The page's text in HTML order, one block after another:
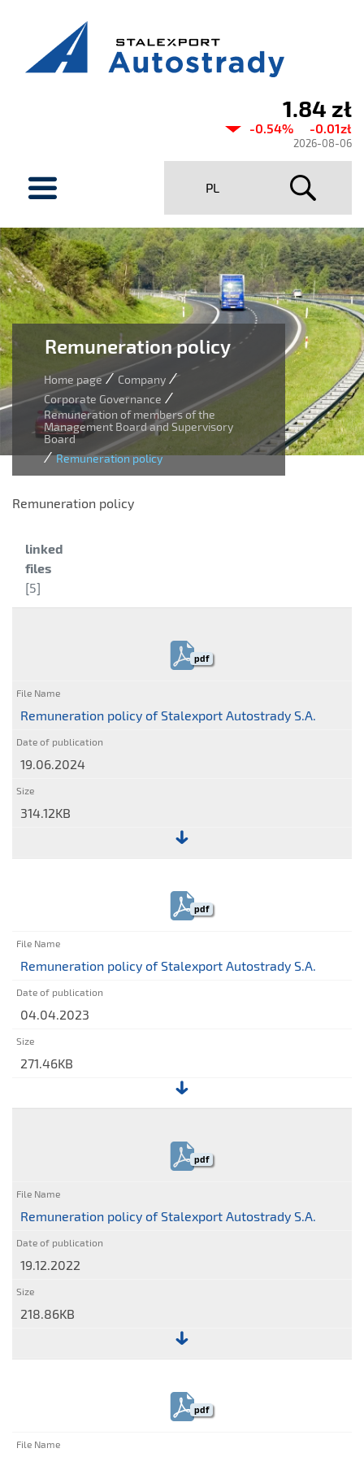
price
Stalexport
Autostrady
SA
1.84 zł
-0.54% -0.01zł
2026-08-06
PL
Remuneration policy
Home page/ Company /
Corporate Governance /
Remuneration of members of the
Management Board and Supervisory
Board
/ Remuneration policy
Remuneration policy
Category:
linked
files
[5]
pdf
Remuneration policy of Stalexport Autostrady S.A.
19.06.2024
314.12KB
File:
Stalexport
Autostrady
pdf
Remuneration policy of Stalexport Autostrady S.A.
04.04.2023
271.46KB
File:
Stalexport
Autostrady
pdf
Remuneration policy of Stalexport Autostrady S.A.
19.12.2022
218.86KB
File:
Stalexport
pdf